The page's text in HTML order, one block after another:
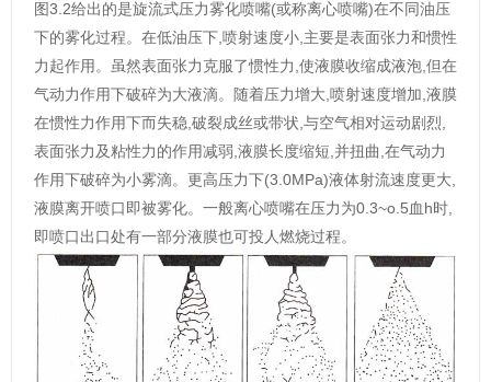
图3.2给出的是旋流式压力雾化喷嘴(或称离心喷嘴)在不同油压
下的雾化过程。在低油压下,喷射速度小,主要是表面张力和惯性
力起作用。虽然表面张力克服了惯性力,使液膜收缩成液泡,但在
气动力作用下破碎为大液滴。随着压力增大,喷射速度增加,液膜
在惯性力作用下而失稳,破裂成丝或带状,与空气相对运动剧烈,
表面张力及粘性力的作用减弱,液膜长度缩短,并扭曲,在气动力
作用下破碎为小雾滴。更高压力下(3.0MPa)液体射流速度更大,
液膜离开喷口即被雾化。一般离心喷嘴在压力为0.3~o.5血h时,
即喷口出口处有一部分液膜也可投人燃烧过程。